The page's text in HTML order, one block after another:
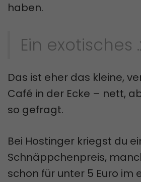
haben.
Ein exotisches
Das ist eher das kleine,
Café in der Ecke – nett,
so gefragt.
Bei Hostinger kriegst du
Schnäppchenpreis,
schon für unter 5 Euro im